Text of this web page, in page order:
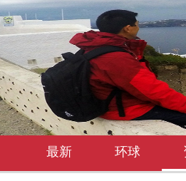
最新 环球